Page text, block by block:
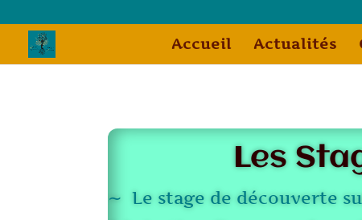
Accueil Actualités
Les
∼ Le stage de découverte